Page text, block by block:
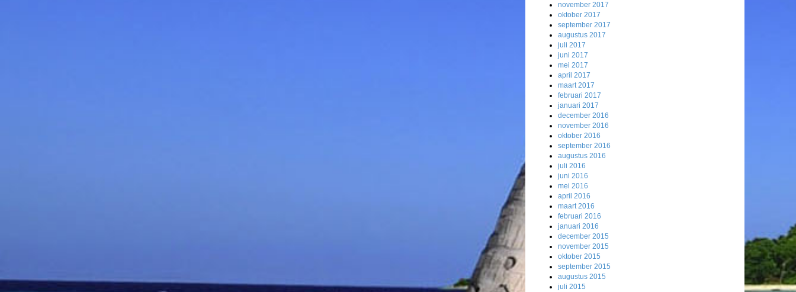
november 2017
oktober 2017
september 2017
augustus 2017
juli 2017
juni 2017
mei 2017
april 2017
maart 2017
februari 2017
januari 2017
december 2016
november 2016
oktober 2016
september 2016
augustus 2016
juli 2016
juni 2016
mei 2016
april 2016
maart 2016
februari 2016
januari 2016
december 2015
november 2015
oktober 2015
september 2015
augustus 2015
juli 2015